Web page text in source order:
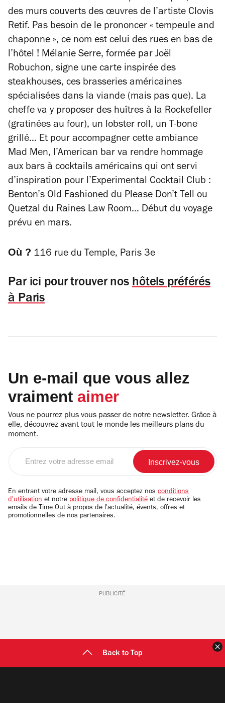
des murs couverts des œuvres de l’artiste Clovis
Retif. Pas besoin de le prononcer « tempeule and
chaponne », ce nom est celui des rues en bas de
l’hôtel ! Mélanie Serre, formée par Joël
Robuchon, signe une carte inspirée des
steakhouses, ces brasseries américaines
spécialisées dans la viande (mais pas que). La
cheffe va y proposer des huîtres à la Rockefeller
(gratinées au four), un lobster roll, un T-bone
grillé… Et pour accompagner cette ambiance
Mad Men, l’American bar va rendre hommage
aux bars à cocktails américains qui ont servi
d’inspiration pour l’Experimental Cocktail Club :
Benton’s Old Fashioned du Please Don’t Tell ou
Quetzal du Raines Law Room… Début du voyage
prévu en mars.
Où ? 116 rue du Temple, Paris 3e
Par ici pour trouver noshôtels préférés
à Paris
Un e-mail que vous allez
vraiment aimer
Vous ne pourrez plus vous passer de notre newsletter. Grâce à
elle, découvrez avant tout le monde les meilleurs plans du
moment.
email
En entrant votre adresse mail, vous acceptez nos conditions
d'utilisation et notre politique de confidentialité et de recevoir les
emails de Time Out à propos de l'actualité, évents, offres et
promotionnelles de nos partenaires.
PUBLICITÉ
Back to Top